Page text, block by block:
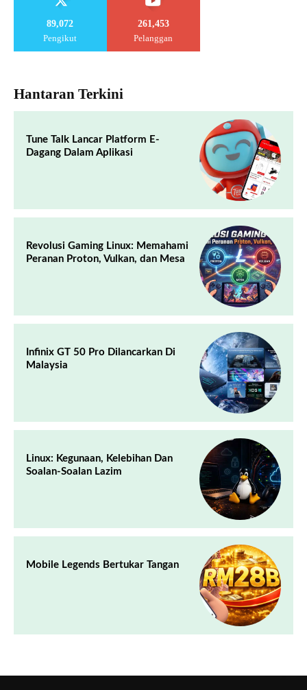
89,072
Pengikut
261,453
Pelanggan
Hantaran Terkini
Tune Talk Lancar Platform E-
Dagang Dalam Aplikasi
Revolusi Gaming Linux: Memahami
Peranan Proton, Vulkan, dan Mesa
Infinix GT 50 Pro Dilancarkan Di
Malaysia
Linux: Kegunaan, Kelebihan Dan
Soalan-Soalan Lazim
Mobile Legends Bertukar Tangan